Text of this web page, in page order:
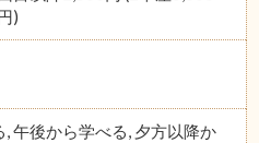
)
午後から学べる, 夕方以降か